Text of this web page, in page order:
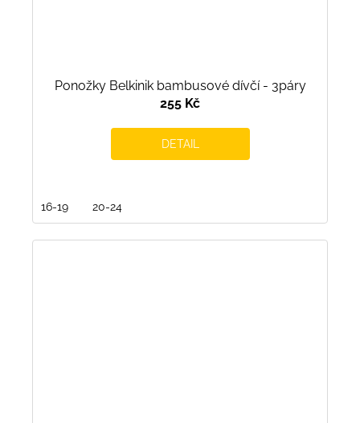
Ponožky Belkinik bambusové dívčí - 3páry
255 Kč
DETAIL
16-19 20-24